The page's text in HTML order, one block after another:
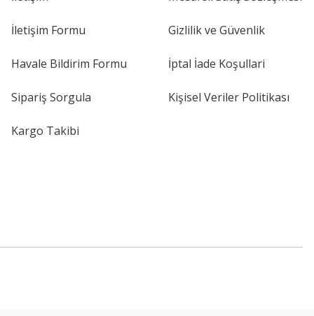
İletişim Formu
Havale Bildirim Formu
Sipariş Sorgula
Kargo Takibi
Gizlilik ve Güvenlik
İptal İade Koşullari
Kişisel Veriler Politikası